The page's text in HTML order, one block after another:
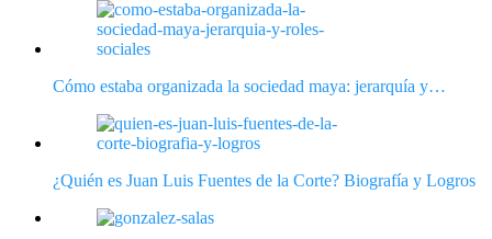
Cómo estaba organizada la sociedad maya: jerarquía y…
¿Quién es Juan Luis Fuentes de la Corte? Biografía y Logros